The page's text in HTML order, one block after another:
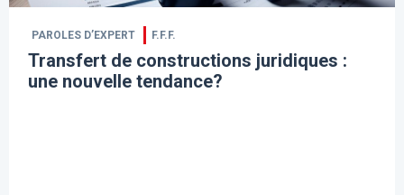
PAROLES D’EXPERT F.F.F.
Transfert de constructions juridiques :
une nouvelle tendance?